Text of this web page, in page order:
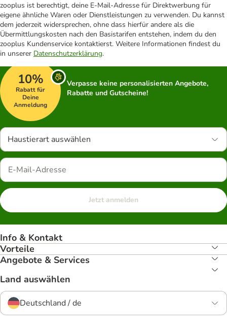
zooplus ist berechtigt, deine E-Mail-Adresse für Direktwerbung für
eigene ähnliche Waren oder Dienstleistungen zu verwenden. Du kannst
dem jederzeit widersprechen, ohne dass hierfür andere als die
Übermittlungskosten nach den Basistarifen entstehen, indem du den
zooplus Kundenservice kontaktierst. Weitere Informationen findest du
in unserer Datenschutzerklärung.
10%
Rabatt für
Deine
Anmeldung
Verpasse keine personalisierten Angebote,
Rabatte und Gutscheine!
Haustierart auswählen
Jetzt anmelden
Info & Kontakt
Vorteile
Angebote & Services
Land auswählen
Deutschland / de